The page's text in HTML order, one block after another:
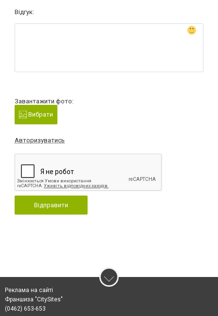
Відгук:
Завантажити фото:
Вибрати
Авторизуватись
Відправити
Реклама на сайті
Франшиза "CitySites"
(0462) 653-653